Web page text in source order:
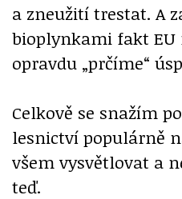
a zneužití trestat. A
bioplynkami fakt EU
opravdu „prčíme“
Celkově se snažím
lesnictví populárně
všem vysvětlovat a
teď.